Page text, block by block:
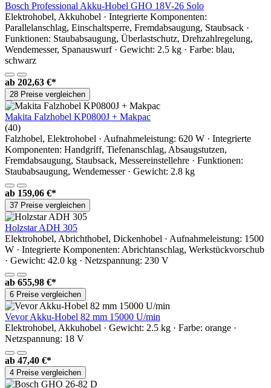
Bosch Professional Akku-Hobel GHO 18V-26 Solo
Elektrohobel, Akkuhobel · Integrierte Komponenten:
Parallelanschlag, Einschaltsperre, Fremdabsaugung, Staubsack ·
Funktionen: Staubabsaugung, Überlastschutz, Drehzahlregelung,
Wendemesser, Spanauswurf · Gewicht: 2.5 kg · Farbe: blau,
schwarz
ab 202,63 €*
28 Preise vergleichen
Makita Falzhobel KP0800J + Makpac
(40)
Falzhobel, Elektrohobel · Aufnahmeleistung: 620 W · Integrierte
Komponenten: Handgriff, Tiefenanschlag, Absaugstutzen,
Fremdabsaugung, Staubsack, Messereinstellehre · Funktionen:
Staubabsaugung, Wendemesser · Gewicht: 2.8 kg
ab 159,06 €*
37 Preise vergleichen
Holzstar ADH 305
Elektrohobel, Abrichthobel, Dickenhobel · Aufnahmeleistung: 1500
W · Integrierte Komponenten: Abrichtanschlag, Werkstückvorschub
· Gewicht: 42.0 kg · Netzspannung: 230 V
ab 655,98 €*
6 Preise vergleichen
Vevor Akku-Hobel 82 mm 15000 U/min
Elektrohobel, Akkuhobel · Gewicht: 2.5 kg · Farbe: orange ·
Netzspannung: 18 V
ab 47,40 €*
4 Preise vergleichen